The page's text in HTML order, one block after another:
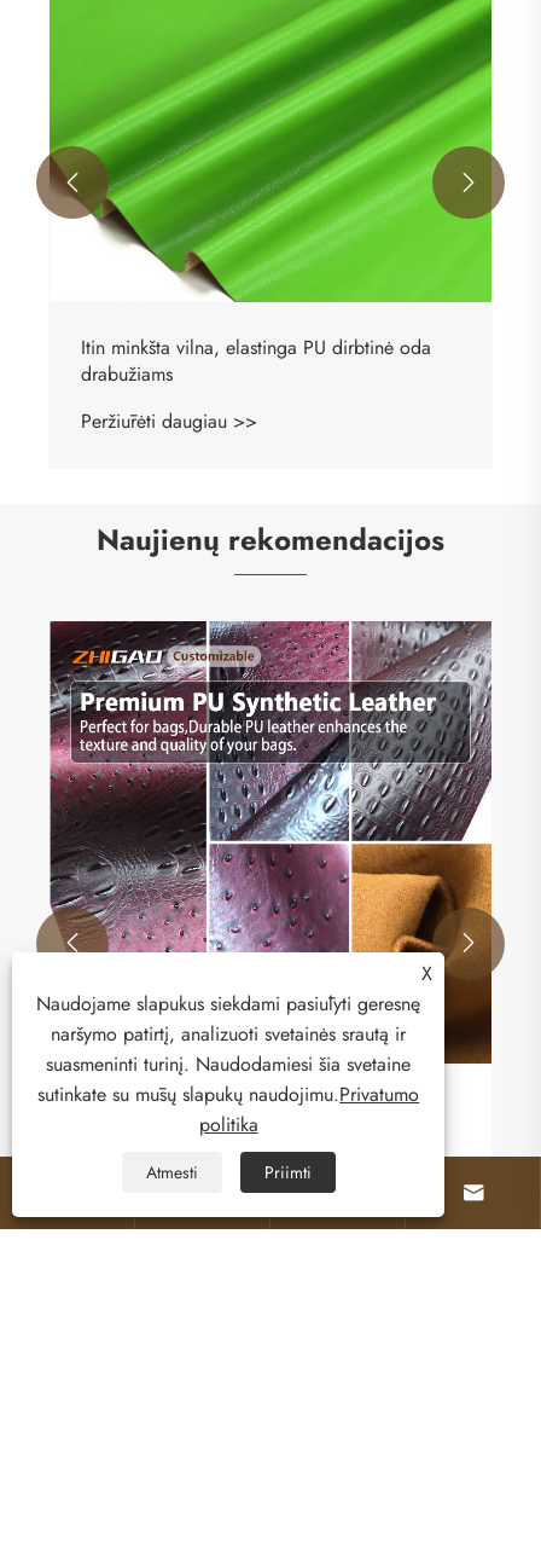
 
Naujienų rekomendacijos
„Zhigao“ odos gamyklos kelias į tvarų
vystymąsi: biologinės odos pristatymas
Peržiūrėti daugiau >>
 
 
X
Naudojame slapukus siekdami pasiūlyti geresnę
naršymo patirtį, analizuoti svetainės srautą ir
suasmeninti turinį. Naudodamiesi šia svetaine
sutinkate su mūsų slapukų naudojimu.Privatumo
politika
Atmesti Priimti